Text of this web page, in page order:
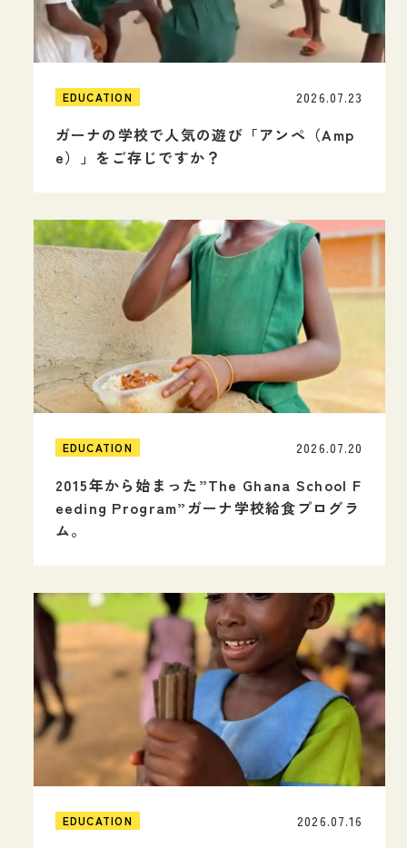
EDUCATION
ガーナの学校で人気の遊び「アンペ（Amp
e）」をご存じですか？
2026.07.23
EDUCATION
2015年から始まった”The Ghana School F
eeding Program”ガーナ学校給食プログラ
ム。
2026.07.20
EDUCATION 2026.07.16